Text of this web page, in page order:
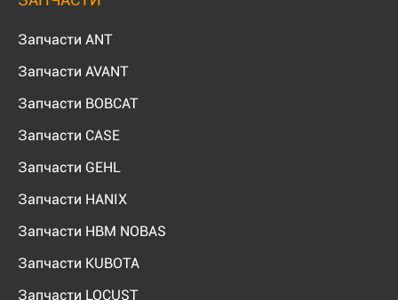
Запчасти ANT
Запчасти AVANT
Запчасти BOBCAT
Запчасти CASE
Запчасти GEHL
Запчасти HANIX
Запчасти HBM NOBAS
Запчасти KUBOTA
Запчасти LOCUST